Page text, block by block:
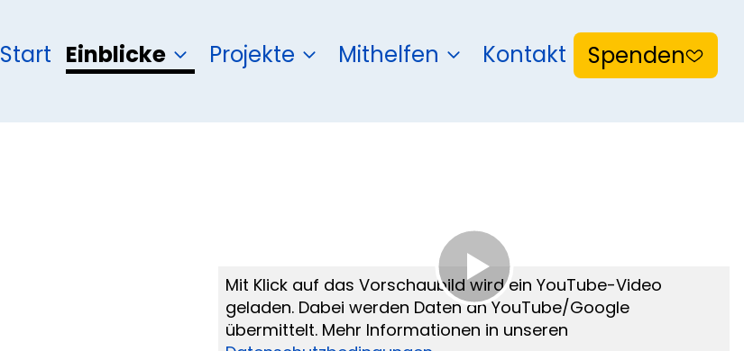
Start Einblicke Projekte Mithelfen Kontakt Spenden
Mit Klick auf das Vorschaubild wird ein YouTube-Video
geladen. Dabei werden Daten an YouTube/Google
übermittelt. Mehr Informationen in unseren